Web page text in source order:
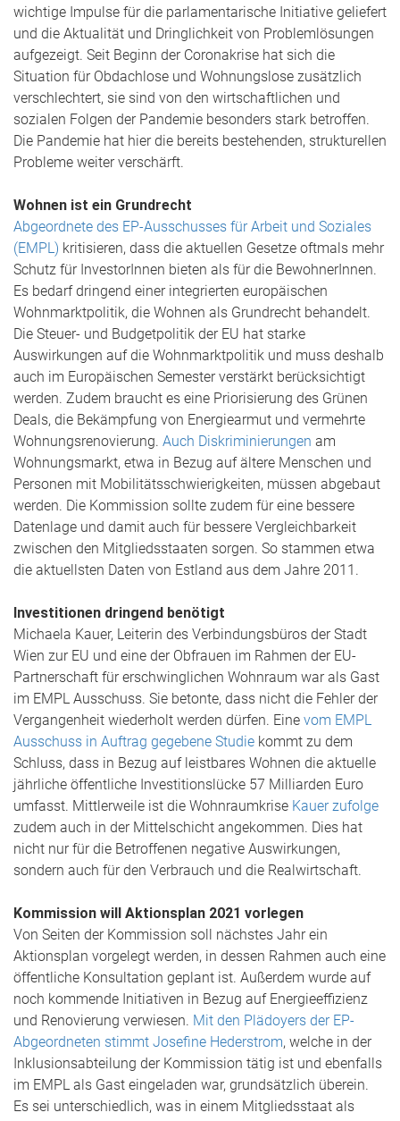
wichtige Impulse für die parlamentarische Initiative geliefert
und die Aktualität und Dringlichkeit von Problemlösungen
aufgezeigt. Seit Beginn der Coronakrise hat sich die
Situation für Obdachlose und Wohnungslose zusätzlich
verschlechtert, sie sind von den wirtschaftlichen und
sozialen Folgen der Pandemie besonders stark betroffen.
Die Pandemie hat hier die bereits bestehenden, strukturellen
Probleme weiter verschärft.
Wohnen ist ein Grundrecht
Abgeordnete des EP-Ausschusses für Arbeit und Soziales
(EMPL) kritisieren, dass die aktuellen Gesetze oftmals mehr
Schutz für InvestorInnen bieten als für die BewohnerInnen.
Es bedarf dringend einer integrierten europäischen
Wohnmarktpolitik, die Wohnen als Grundrecht behandelt.
Die Steuer- und Budgetpolitik der EU hat starke
Auswirkungen auf die Wohnmarktpolitik und muss deshalb
auch im Europäischen Semester verstärkt berücksichtigt
werden. Zudem braucht es eine Priorisierung des Grünen
Deals, die Bekämpfung von Energiearmut und vermehrte
Wohnungsrenovierung. Auch Diskriminierungen am
Wohnungsmarkt, etwa in Bezug auf ältere Menschen und
Personen mit Mobilitätsschwierigkeiten, müssen abgebaut
werden. Die Kommission sollte zudem für eine bessere
Datenlage und damit auch für bessere Vergleichbarkeit
zwischen den Mitgliedsstaaten sorgen. So stammen etwa
die aktuellsten Daten von Estland aus dem Jahre 2011.
Investitionen dringend benötigt
Michaela Kauer, Leiterin des Verbindungsbüros der Stadt
Wien zur EU und eine der Obfrauen im Rahmen der EU-
Partnerschaft für erschwinglichen Wohnraum war als Gast
im EMPL Ausschuss. Sie betonte, dass nicht die Fehler der
Vergangenheit wiederholt werden dürfen. Eine vom EMPL
Ausschuss in Auftrag gegebene Studie kommt zu dem
Schluss, dass in Bezug auf leistbares Wohnen die aktuelle
jährliche öffentliche Investitionslücke 57 Milliarden Euro
umfasst. Mittlerweile ist die Wohnraumkrise Kauer zufolge
zudem auch in der Mittelschicht angekommen. Dies hat
nicht nur für die Betroffenen negative Auswirkungen,
sondern auch für den Verbrauch und die Realwirtschaft.
Kommission will Aktionsplan 2021 vorlegen
Von Seiten der Kommission soll nächstes Jahr ein
Aktionsplan vorgelegt werden, in dessen Rahmen auch eine
öffentliche Konsultation geplant ist. Außerdem wurde auf
noch kommende Initiativen in Bezug auf Energieeffizienz
und Renovierung verwiesen. Mit den Plädoyers der EP-
Abgeordneten stimmt Josefine Hederstrom, welche in der
Inklusionsabteilung der Kommission tätig ist und ebenfalls
im EMPL als Gast eingeladen war, grundsätzlich überein.
Es sei unterschiedlich, was in einem Mitgliedsstaat als